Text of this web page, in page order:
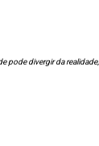
pode divergir da